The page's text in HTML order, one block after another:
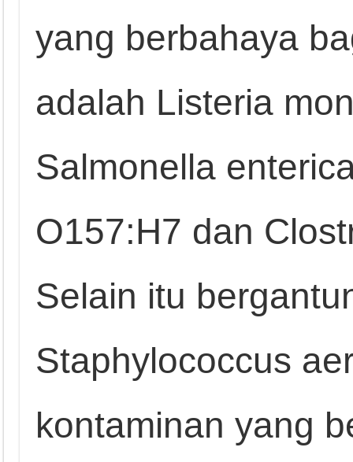
yang berbahaya
adalah Listeria
Salmonella
O157:H7 dan
Selain itu
Staphylococcus
kontaminan yang